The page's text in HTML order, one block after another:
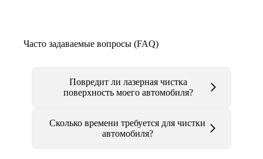
Часто задаваемые вопросы (FAQ)
Повредит ли лазерная чистка
поверхность моего автомобиля?
Сколько времени требуется для чистки
автомобиля?